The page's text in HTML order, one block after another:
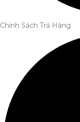
Chính Sách Trả Hàng